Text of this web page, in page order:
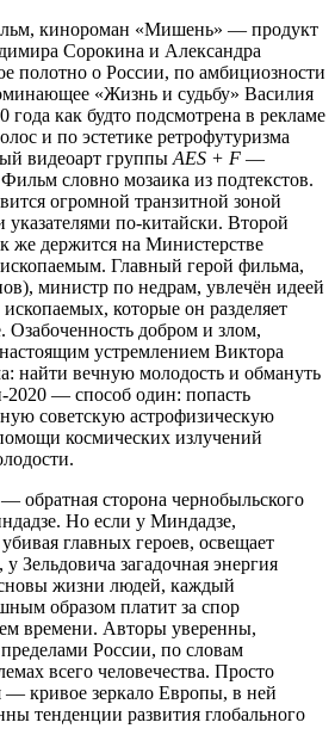
кинороман «Мишень» — продукт
Сорокина и Александра
полотно о России, по амбициозности
«Жизнь и судьбу» Василия
года как будто подсмотрена в рекламе
и по эстетике ретрофутуризма
видеоарт группы AES + F —
словно мозаика из подтекстов.
огромной транзитной зоной
по-китайски. Второй
же держится на Министерстве
Главный герой фильма,
министр по недрам, увлечён идеей
которые он разделяет
Озабоченность добром и злом,
устремлением Виктора
найти вечную молодость и обмануть
2020 — способ один: попасть
советскую астрофизическую
космических излучений
обратная сторона чернобыльского
Но если у Миндадзе,
главных героев, освещает
Зельдовича загадочная энергия
жизни людей, каждый
образом платит за спор
времени. Авторы уверенны,
России, по словам
всего человечества. Просто
— кривое зеркало Европы, в ней
тенденции развития глобального